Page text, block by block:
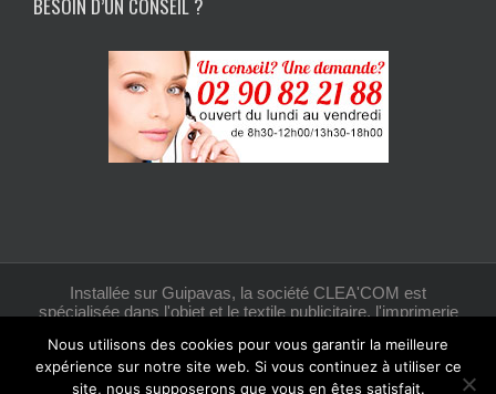
BESOIN D’UN CONSEIL ?
Installée sur Guipavas, la société CLEA'COM est
spécialisée dans l'objet et le textile publicitaire, l'imprimerie
Nous utilisons des cookies pour vous garantir la meilleure
expérience sur notre site web. Si vous continuez à utiliser ce
site, nous supposerons que vous en êtes satisfait.